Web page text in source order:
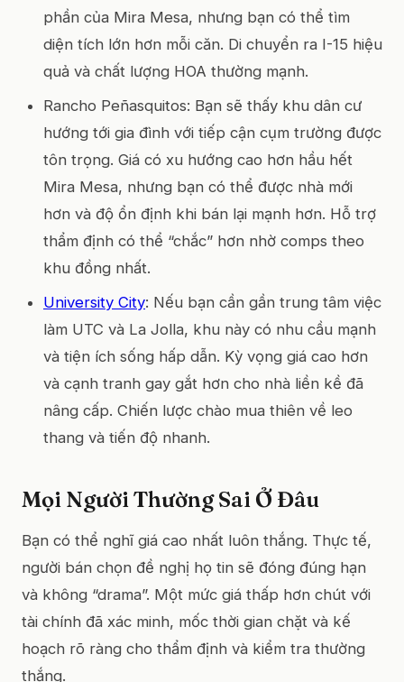
phần của Mira Mesa, nhưng bạn có thể tìm
diện tích lớn hơn mỗi căn. Di chuyển ra I-15 hiệu
quả và chất lượng HOA thường mạnh.
Rancho Peñasquitos: Bạn sẽ thấy khu dân cư
hướng tới gia đình với tiếp cận cụm trường được
tôn trọng. Giá có xu hướng cao hơn hầu hết
Mira Mesa, nhưng bạn có thể được nhà mới
hơn và độ ổn định khi bán lại mạnh hơn. Hỗ trợ
thẩm định có thể “chắc” hơn nhờ comps theo
khu đồng nhất.
University City: Nếu bạn cần gần trung tâm việc
làm UTC và La Jolla, khu này có nhu cầu mạnh
và tiện ích sống hấp dẫn. Kỳ vọng giá cao hơn
và cạnh tranh gay gắt hơn cho nhà liền kề đã
nâng cấp. Chiến lược chào mua thiên về leo
thang và tiến độ nhanh.
Mọi Người Thường Sai Ở Đâu
Bạn có thể nghĩ giá cao nhất luôn thắng. Thực tế,
người bán chọn đề nghị họ tin sẽ đóng đúng hạn
và không “drama”. Một mức giá thấp hơn chút với
tài chính đã xác minh, mốc thời gian chặt và kế
hoạch rõ ràng cho thẩm định và kiểm tra thường
thắng.